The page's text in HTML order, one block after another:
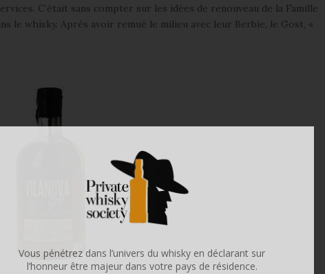
C’était sans compter sur les idées de renouveau de la Famille
le whisky. Après avoir remué le milieu avec leur Berbie, le Gost, «
Vous pénétrez dans l’univers du whisky en déclarant sur
l’honneur être majeur dans votre pays de résidence.